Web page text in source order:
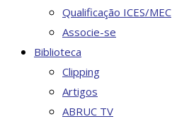
Qualificação ICES/MEC
Associe-se
Biblioteca
Clipping
Artigos
ABRUC TV